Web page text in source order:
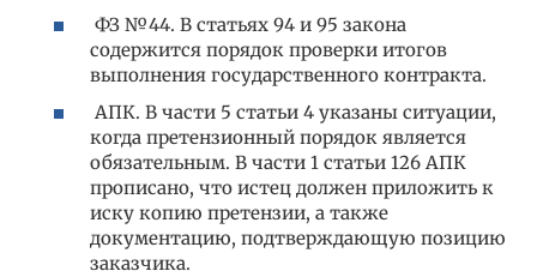
ФЗ №44. В статьях 94 и 95 закона
содержится порядок проверки итогов
выполнения государственного контракта.
АПК. В части 5 статьи 4 указаны ситуации,
когда претензионный порядок является
обязательным. В части 1 статьи 126 АПК
прописано, что истец должен приложить к
иску копию претензии, а также
документацию, подтверждающую позицию
заказчика.